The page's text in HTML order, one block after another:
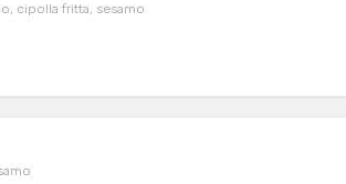
cipolla fritta, sesamo